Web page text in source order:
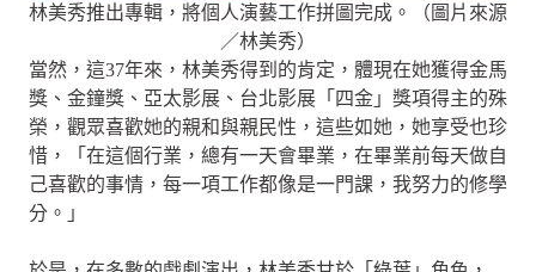
林美秀推出專輯，將個人演藝工作拼圖完成。（圖片來源
／林美秀）
當然，這37年來，林美秀得到的肯定，體現在她獲得金馬
獎、金鐘獎、亞太影展、台北影展「四金」獎項得主的殊
榮，觀眾喜歡她的親和與親民性，這些如她，她享受也珍
惜，「在這個行業，總有一天會畢業，在畢業前每天做自
己喜歡的事情，每一項工作都像是一門課，我努力的修學
分。」